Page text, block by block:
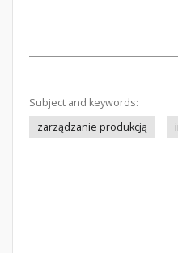
Subject and keywords:
zarządzanie produkcją